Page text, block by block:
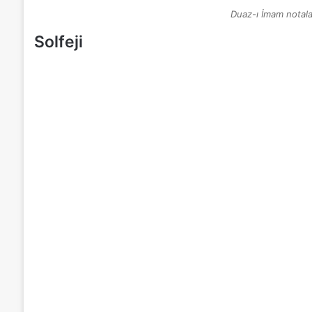
Duaz-ı İmam
Solfeji